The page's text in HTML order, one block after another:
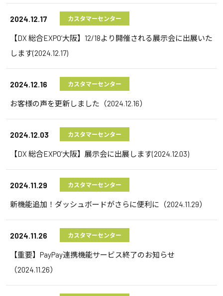
2024.12.17 カスタマーセンター
【DX 総合EXPO’大阪】12/18より開催される展示会に出展いた
します(2024.12.17)
2024.12.16 カスタマーセンター
お客様の声を更新しました（2024.12.16）
2024.12.03 カスタマーセンター
【DX 総合EXPO’大阪】展示会に出展します(2024.12.03)
2024.11.29 カスタマーセンター
新機能追加！ダッシュボードがさらに便利に（2024.11.29）
2024.11.26 カスタマーセンター
【重要】PayPay連携機能サービス終了のお知らせ
（2024.11.26）